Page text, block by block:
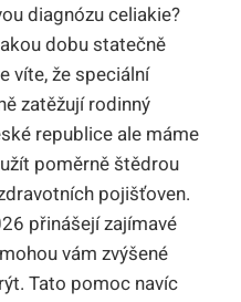
diagnózu celiakie?
dobu statečně
víte, že speciální
zatěžují rodinný
republice ale máme
poměrně štědrou
pojišťoven.
přinášejí zajímavé
vám zvýšené
Tato pomoc navíc